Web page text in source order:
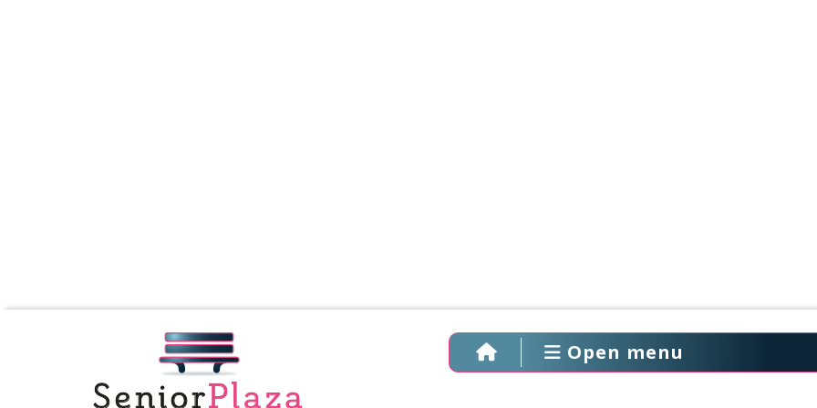
Open menu